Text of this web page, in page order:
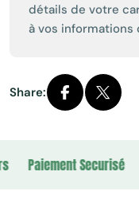
détails de votre
à vos informations
Share:
Paiement Securisé